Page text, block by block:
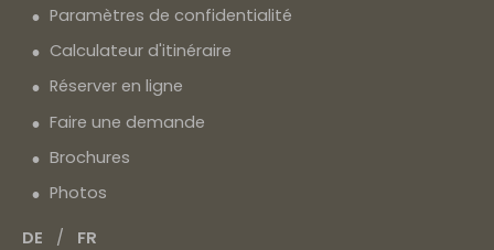
Paramètres de confidentialité
Calculateur d'itinéraire
Réserver en ligne
Faire une demande
Brochures
Photos
DE FR